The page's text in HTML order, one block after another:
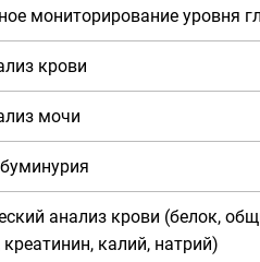
мониторирование уровня
крови
мочи
анализ крови (белок,
калий, натрий)